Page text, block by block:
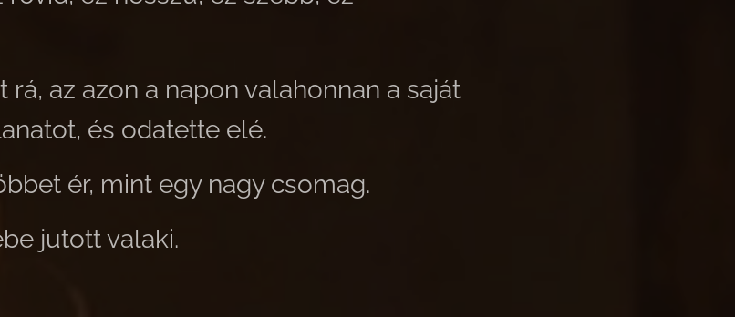
az azon a napon valahonnan a saját
és odatette elé.
ér, mint egy nagy csomag.
jutott valaki.